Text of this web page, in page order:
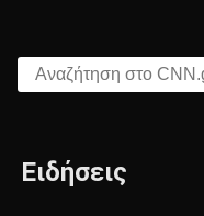
Αναζήτηση στο CNN.gr
Ειδήσεις